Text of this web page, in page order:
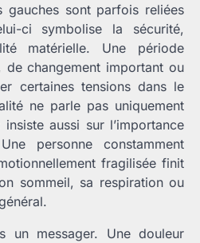
gauches sont parfois reliées
ci symbolise la sécurité,
matérielle. Une période
de changement important ou
certaines tensions dans le
ne parle pas uniquement
aussi sur l’importance
personne constamment
fragilisée finit
sommeil, sa respiration ou
un messager. Une douleur